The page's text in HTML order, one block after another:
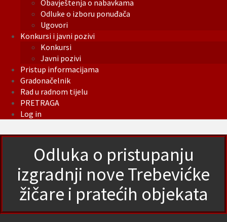
Obavještenja o nabavkama
Odluke o izboru ponuđača
Ugovori
Konkursi i javni pozivi
Konkursi
Javni pozivi
Pristup informacijama
Gradonačelnik
Rad u radnom tijelu
PRETRAGA
Log in
Odluka o pristupanju
izgradnji nove Trebevićke
žičare i pratećih objekata